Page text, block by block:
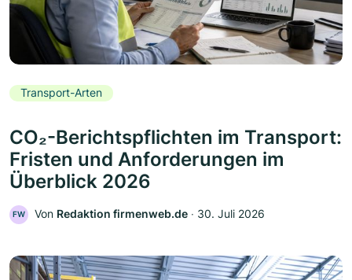
Transport-Arten
CO₂-Berichtspflichten im Transport:
Fristen und Anforderungen im
Überblick 2026
FW Von Redaktion firmenweb.de ‧ 30. Juli 2026